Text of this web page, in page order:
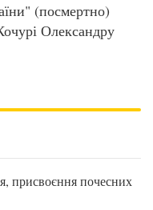
(посмертно)
Олександру
присвоєння почесних